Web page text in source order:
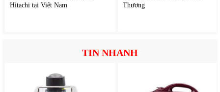
Hitachi tại Việt Nam
Thương
TIN NHANH